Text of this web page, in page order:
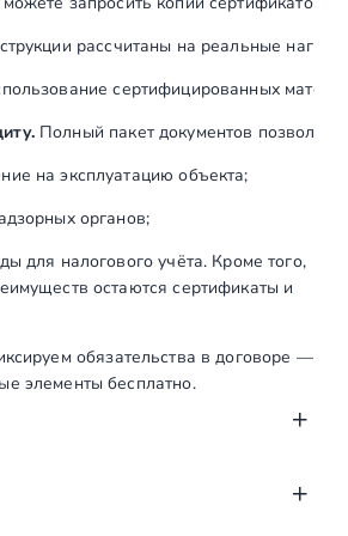
рассчитаны на реальные
сертифицированных
Полный пакет документов позволяет:
на эксплуатацию объекта;
органов;
для налогового учёта. Кроме того,
остаются сертификаты и
обязательства в договоре —
элементы бесплатно.
аккуратно,